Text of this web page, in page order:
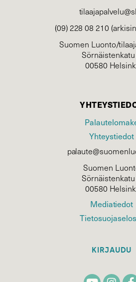
(09) 228 08 210
Suomen Luonto/
Sörnäistenkatu
00580
Yhteystiedot
Suomen
Sörnäistenkatu
00580
Mediatiedot
KIRJAUDU